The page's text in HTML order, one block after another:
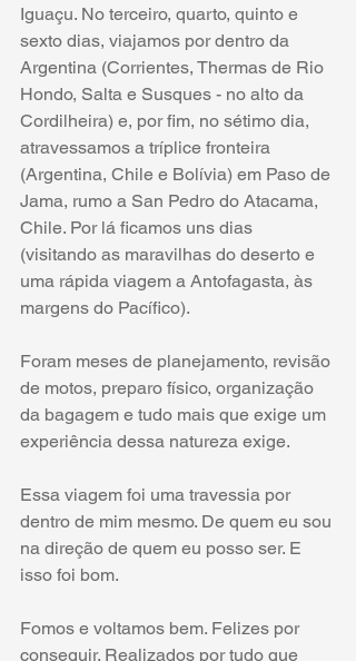
Iguaçu. No terceiro, quarto, quinto e
sexto dias, viajamos por dentro da
Argentina (Corrientes, Thermas de Rio
Hondo, Salta e Susques - no alto da
Cordilheira) e, por fim, no sétimo dia,
atravessamos a tríplice fronteira
(Argentina, Chile e Bolívia) em Paso de
Jama, rumo a San Pedro do Atacama,
Chile. Por lá ficamos uns dias
(visitando as maravilhas do deserto e
uma rápida viagem a Antofagasta, às
margens do Pacífico).
Foram meses de planejamento, revisão
de motos, preparo físico, organização
da bagagem e tudo mais que exige um
experiência dessa natureza exige.
Essa viagem foi uma travessia por
dentro de mim mesmo. De quem eu sou
na direção de quem eu posso ser. E
isso foi bom.
Fomos e voltamos bem. Felizes por
conseguir. Realizados por tudo que